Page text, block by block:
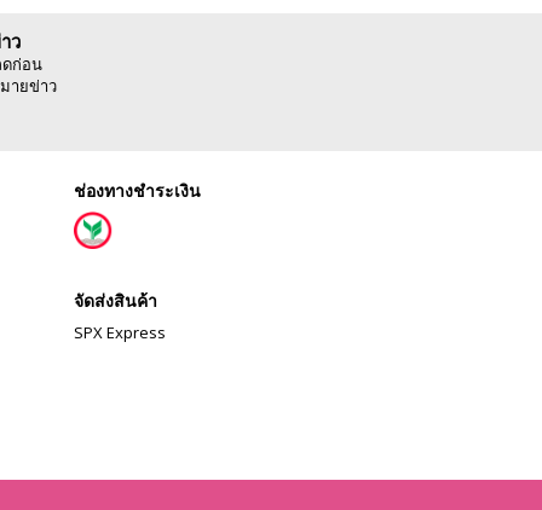
ว
ก่อน
ายข่าว
ช่องทางชำระเงิน
จัดส่งสินค้า
SPX Express